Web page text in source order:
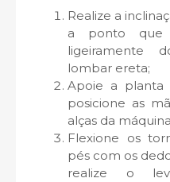
Realize a
a ponto que
ligeiramente
lombar ereta;
Apoie a planta
posicione as
alças da
Flexione os
pés com os
realize o